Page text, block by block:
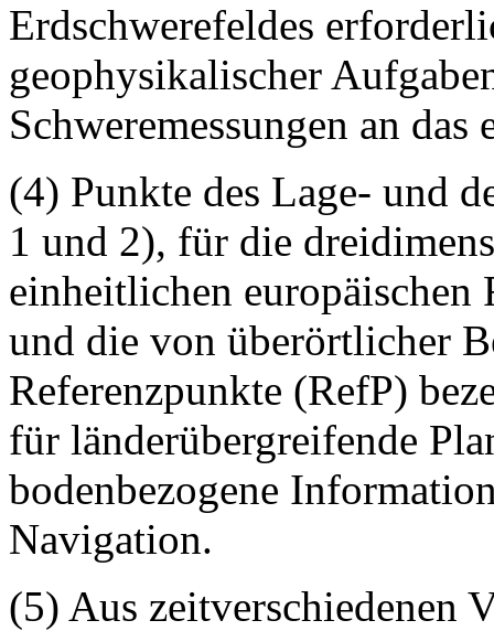
Erdschwerefeldes
geophysikalischer
Schweremessungen an
(4) Punkte des Lage- und
1 und 2), für die
einheitlichen europäischen
und die von überörtlicher
Referenzpunkte (RefP)
für länderübergreifende
bodenbezogene
Navigation.
(5) Aus zeitverschiedenen